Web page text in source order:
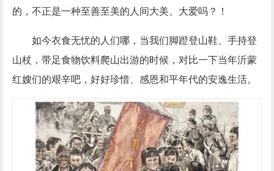
的，不正是一种至善至美的人间大美、大爱吗？！
如今衣食无忧的人们哪，当我们脚蹬登山鞋、手持登
山杖，带足食物饮料爬山出游的时候，对比一下当年沂蒙
红嫂们的艰辛吧，好好珍惜、感恩和平年代的安逸生活。